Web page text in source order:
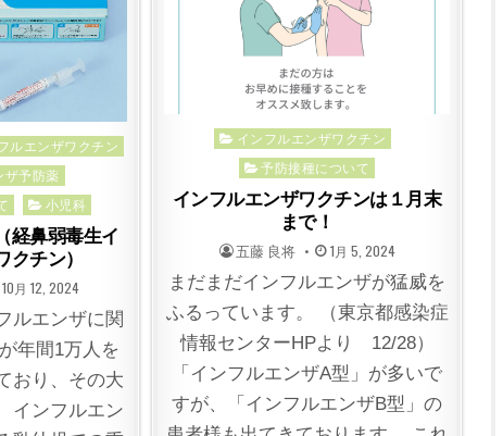
ルエンザワクチン
ザ予防薬
小児科
経鼻弱毒生イ
クチン）
POSTED
ON
10月 12, 2024
ルエンザに関
年間1万人を
おり、その大
インフルエン
Posted
インフルエンザワクチン
予防接種について
インフルエンザワクチンは１月末
まで！
POSTED
BY
五藤 良将 POSTED
ON
1月 5, 2024
まだまだインフルエンザが猛威を
ふるっています。 （東京都感染症
情報センターHPより 12/28）
「インフルエンザA型」が多いで
すが、「インフルエンザB型」の